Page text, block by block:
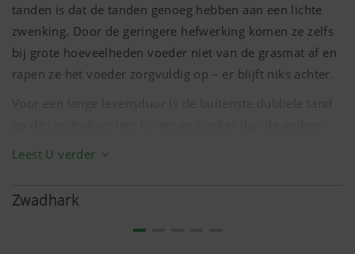
tanden is dat de tanden genoeg hebben aan een lichte
zwenking. Door de geringere hefwerking komen ze zelfs
bij grote hoeveelheden voeder niet van de grasmat af en
rapen ze het voeder zorgvuldig op – er blijft niks achter.
tanden. Zo breken de tanden minder snel af. In alle
Leest U verder
Zwadhark